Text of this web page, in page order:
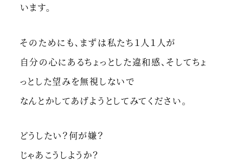
います。
そのためにも、まずは私たち１人１人が
自分の心にあるちょっとした違和感、そしてちょ
っとした望みを無視しないで
なんとかしてあげようとしてみてください。
どうしたい？何が嫌？
じゃあこうしようか？